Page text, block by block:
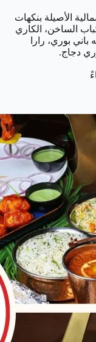
الأصيلة بنكهات
الساخن، الكاري
بوري، رارا
دجاج.